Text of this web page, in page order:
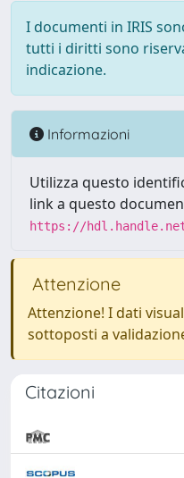
I documenti in IRIS
tutti i diritti sono
indicazione.
Informazioni
Utilizza questo
link a questo
https://hdl.handle.net/
Attenzione
Attenzione! I dati
sottoposti a
Citazioni